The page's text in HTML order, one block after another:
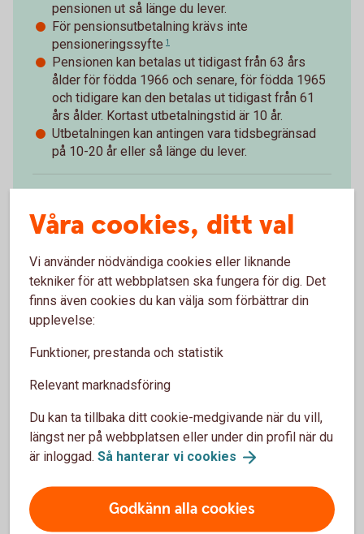
pensionen ut så länge du lever.
För pensionsutbetalning krävs inte
pensioneringssyfte 1
Pensionen kan betalas ut tidigast från 63 års
ålder för födda 1966 och senare, för födda 1965
och tidigare kan den betalas ut tidigast från 61
års ålder. Kortast utbetalningstid är 10 år.
Utbetalningen kan antingen vara tidsbegränsad
på 10-20 år eller så länge du lever.
anställde avgår ur tjänst. Den anställde får stå
till arbetsmarknadens förfogande.
Tillbaka
Paus i pågående
pensionsutbetalning
Du kan enkelt pausa din pensionsutbetalning och
även förkorta, förlänga eller ta bort en pågående
paus.
Pausa din
Våra cookies, ditt val
Vi använder nödvändiga cookies eller liknande
tekniker för att webbplatsen ska fungera för dig. Det
finns även cookies du kan välja som förbättrar din
upplevelse:
Funktioner, prestanda och statistik
Relevant marknadsföring
Du kan ta tillbaka ditt cookie-medgivande när du vill,
längst ner på webbplatsen eller under din profil när du
är inloggad. Så hanterar vi cookies
Godkänn alla cookies